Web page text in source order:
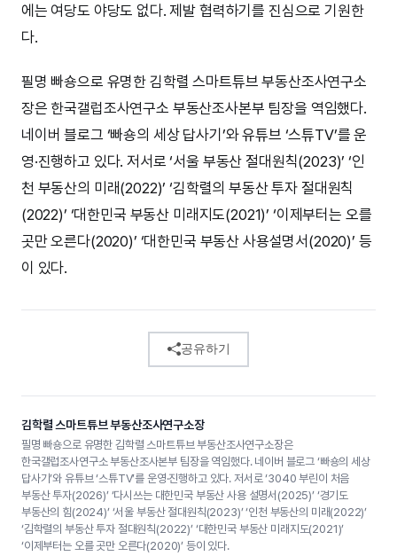
에는 여당도 야당도 없다. 제발 협력하기를 진심으로 기원한
다.
필명 빠숑으로 유명한 김학렬 스마트튜브 부동산조사연구소
장은 한국갤럽조사연구소 부동산조사본부 팀장을 역임했다.
네이버 블로그 ‘빠숑의 세상 답사기’와 유튜브 ‘스튜TV’를 운
영·진행하고 있다. 저서로 ‘서울 부동산 절대원칙(2023)’ ‘인
천 부동산의 미래(2022)’ ‘김학렬의 부동산 투자 절대원칙
(2022)’ ‘대한민국 부동산 미래지도(2021)’ ‘이제부터는 오를
곳만 오른다(2020)’ ‘대한민국 부동산 사용설명서(2020)’ 등
이 있다.
공유하기
김학렬 스마트튜브 부동산조사연구소장
필명 빠숑으로 유명한 김학렬 스마트튜브 부동산조사연구소장은
한국갤럽조사연구소 부동산조사본부 팀장을 역임했다. 네이버 블로그 ‘빠숑의 세상
답사기’와 유튜브 ‘스튜TV’를 운영·진행하고 있다. 저서로 ‘3040 부린이 처음
부동산 투자(2026)’ ‘다시쓰는 대한민국 부동산 사용 설명서(2025)’ ‘경기도
부동산의 힘(2024)’ ‘서울 부동산 절대원칙(2023)’ ‘인천 부동산의 미래(2022)’
‘김학렬의 부동산 투자 절대원칙(2022)’ ‘대한민국 부동산 미래지도(2021)’
‘이제부터는 오를 곳만 오른다(2020)’ 등이 있다.